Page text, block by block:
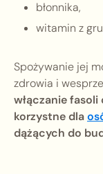
błonnika,
witamin z
Spożywanie jej
zdrowia i
włączanie
korzystne dla
dążących do